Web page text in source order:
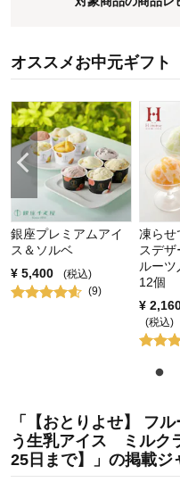
オススメお中元ギフ
銀座プレミアムアイ
ス＆ソルベ
¥ 5,400
(税込)
(9)
凍らせ
スデ
ルー
12個
¥
(税込)
「【おとりよせ】 フ
う生乳アイス ミルク
25日まで】」の掲載ジ